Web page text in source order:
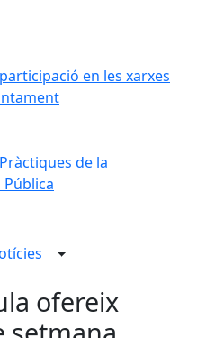
en les xarxes
de la
Pública
ofereix